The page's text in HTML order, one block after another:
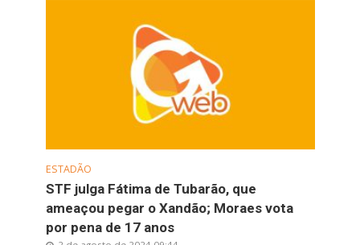
ESTADÃO
STF julga Fátima de Tubarão, que
ameaçou pegar o Xandão; Moraes vota
por pena de 17 anos